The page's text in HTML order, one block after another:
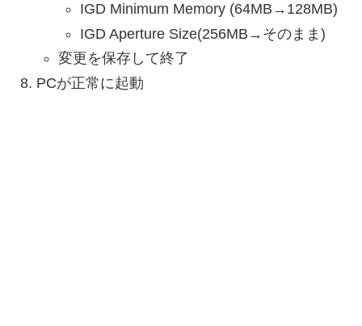
IGD Minimum Memory (64MB→128MB)
IGD Aperture Size(256MB→そのまま)
変更を保存して終了
PCが正常に起動